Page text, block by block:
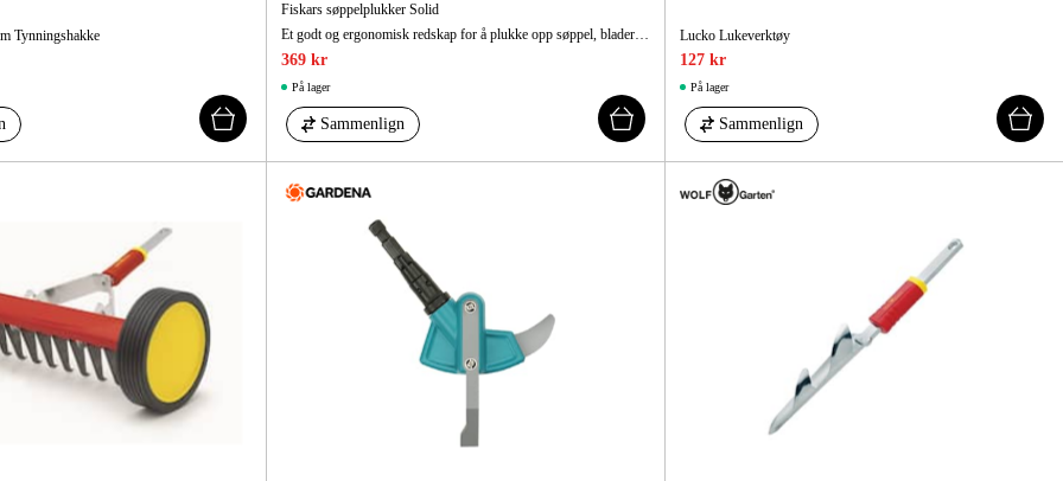
Tynningshakke
Fiskars søppelplukker Solid
Et godt og ergonomisk redskap for å plukke opp søppel, blader og kvister stående
369 kr
På lager
Sammenlign
Lucko Lukeverktøy
127 kr
På lager
Sammenlign